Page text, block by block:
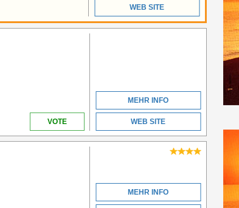
WEB SITE
VOTE
MEHR INFO
WEB SITE
MEHR INFO
ZWISCHEN CINQUE